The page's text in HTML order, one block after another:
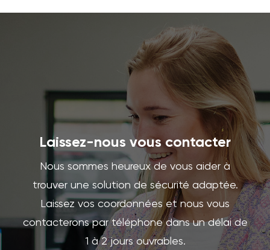
Laissez-nous vous contacter
Nous sommes heureux de vous aider à
trouver une solution de sécurité adaptée.
Laissez vos coordonnées et nous vous
contacterons par téléphone dans un délai de
1 à 2 jours ouvrables.